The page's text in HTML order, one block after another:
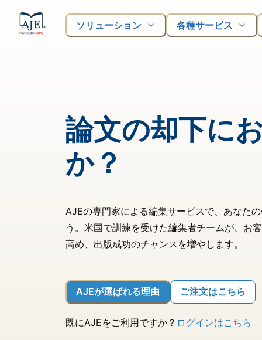
ソリューション 各種サービス
論文の却下に
か？
AJEの専門家による編集サービスで、あなた
う。米国で訓練を受けた編集者チームが、お
高め、出版成功のチャンスを増やします。
AJEが選ばれる理由 ご注文はこちら
既にAJEをご利用ですか？ ログインはこちら